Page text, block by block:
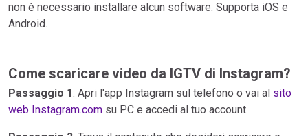
non è necessario installare alcun software. Supporta iOS e
Android.
Come scaricare video da IGTV di Instagram?
Passaggio 1: Apri l'app Instagram sul telefono o vai al sito
web Instagram.com su PC e accedi al tuo account.